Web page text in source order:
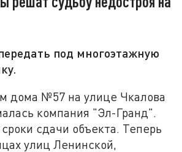
под многоэтажную
дома №57 на улице Чкалова
компания "Эл-Гранд".
сдачи объекта. Теперь
улиц Ленинской,